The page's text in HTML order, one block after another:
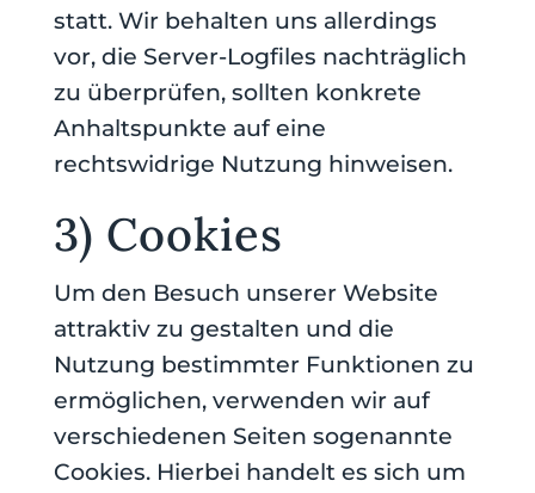
statt. Wir behalten uns allerdings
vor, die Server-Logfiles nachträglich
zu überprüfen, sollten konkrete
Anhaltspunkte auf eine
rechtswidrige Nutzung hinweisen.
3) Cookies
Um den Besuch unserer Website
attraktiv zu gestalten und die
Nutzung bestimmter Funktionen zu
ermöglichen, verwenden wir auf
verschiedenen Seiten sogenannte
Cookies. Hierbei handelt es sich um